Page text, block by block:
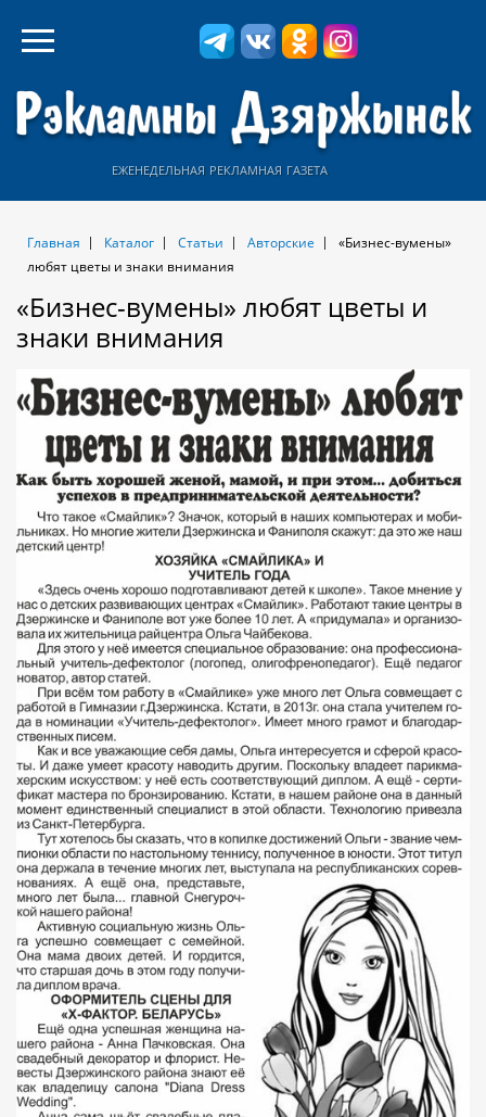
еженедельная рекламная газета
Главная Каталог Статьи Авторские
«Бизнес-вумены»
любят цветы и знаки внимания
«Бизнес-вумены» любят цветы и
знаки внимания